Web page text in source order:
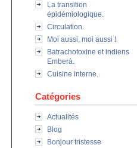
La transition
épidémiologique.
Circulation.
Moi aussi, moi aussi !
Batrachotoxine et indiens
Emberà.
Cuisine interne.
Catégories
Actualités
Blog
Bonjour tristesse